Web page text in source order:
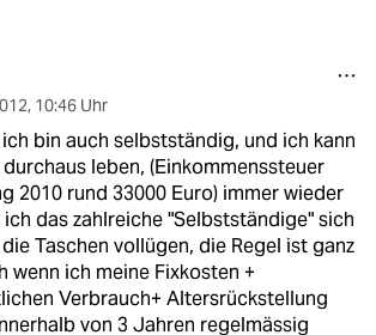
, 10:46 Uhr
bin auch selbstständig, und ich kann
leben, (Einkommenssteuer
2010 rund 33000 Euro) immer wieder
das zahlreiche "Selbstständige" sich
Taschen vollügen, die Regel ist ganz
wenn ich meine Fixkosten +
Verbrauch+ Altersrückstellung
von 3 Jahren regelmässig